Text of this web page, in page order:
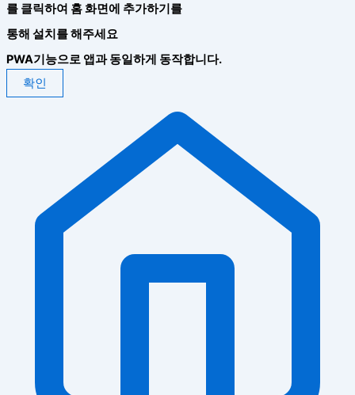
를 클릭하여 홈 화면에 추가하기를
통해 설치를 해주세요
PWA기능으로 앱과 동일하게 동작합니다.
확인